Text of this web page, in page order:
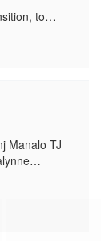
to
the
Manalo TJ